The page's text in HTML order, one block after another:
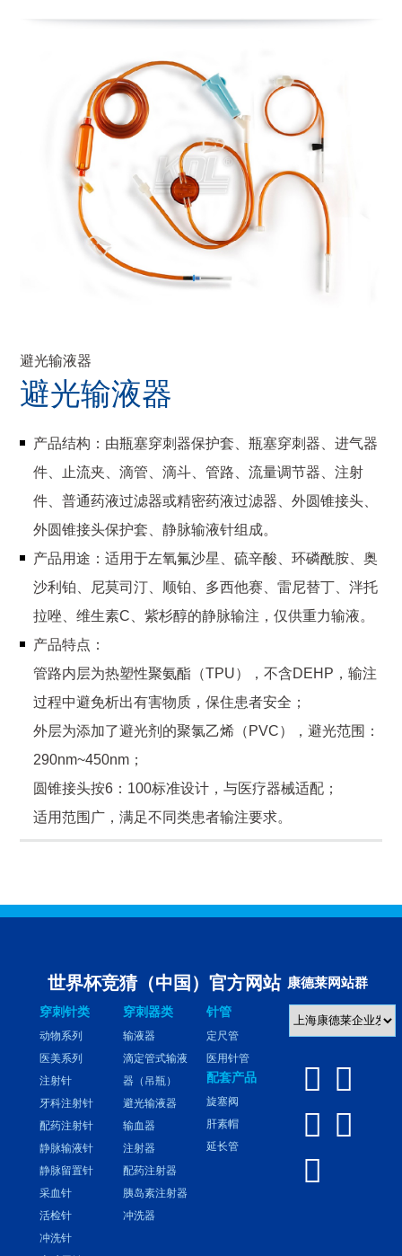
避光输液器
避光输液器
产品结构：由瓶塞穿刺器保护套、瓶塞穿刺器、进气器
件、止流夹、滴管、滴斗、管路、流量调节器、注射
件、普通药液过滤器或精密药液过滤器、外圆锥接头、
外圆锥接头保护套、静脉输液针组成。
产品用途：适用于左氧氟沙星、硫辛酸、环磷酰胺、奥
沙利铂、尼莫司汀、顺铂、多西他赛、雷尼替丁、泮托
拉唑、维生素C、紫杉醇的静脉输注，仅供重力输液。
产品特点：
管路内层为热塑性聚氨酯（TPU），不含DEHP，输注
过程中避免析出有害物质，保住患者安全；
外层为添加了避光剂的聚氯乙烯（PVC），避光范围：
290nm~450nm；
圆锥接头按6：100标准设计，与医疗器械适配；
适用范围广，满足不同类患者输注要求。
世界杯竞猜（中国）官方网站
穿刺针类
动物系列
医美系列
注射针
牙科注射针
配药注射针
静脉输液针
静脉留置针
采血针
活检针
冲洗针
穿刺器类
输液器
滴定管式输液
器（吊瓶）
避光输液器
输血器
注射器
配药注射器
胰岛素注射器
冲洗器
针管
定尺管
医用针管
配套产品
旋塞阀
肝素帽
延长管
康德莱网站群
 
 
